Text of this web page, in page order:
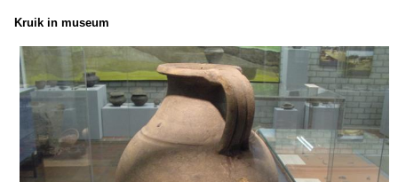
Kruik in museum